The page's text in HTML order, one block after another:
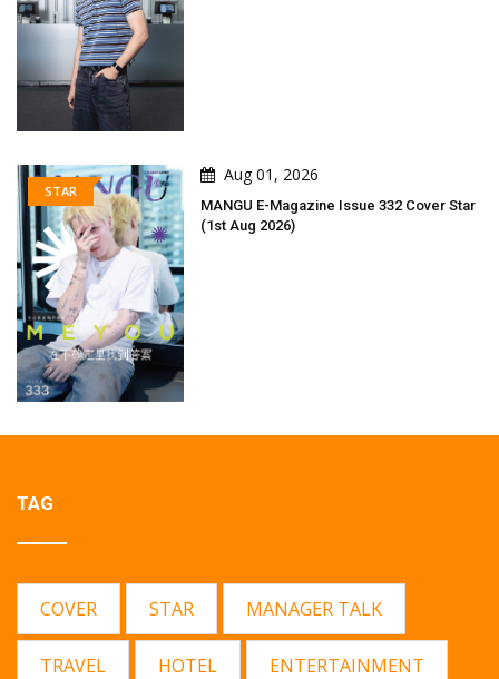
STAR
Aug 01, 2026
MANGU E-Magazine Issue 332 Cover Star
(1st Aug 2026)
TAG
COVER STAR MANAGER TALK
TRAVEL HOTEL ENTERTAINMENT